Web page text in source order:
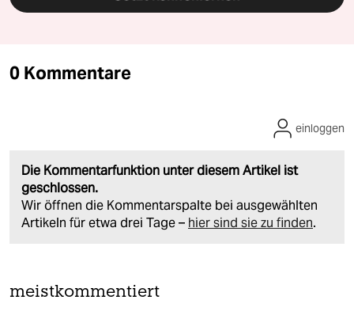
0 Kommentare
Die Kommentarfunktion unter diesem Artikel ist
geschlossen.
Wir öffnen die Kommentarspalte bei ausgewählten
Artikeln für etwa drei Tage – hier sind sie zu finden.
einloggen
meistkommentiert